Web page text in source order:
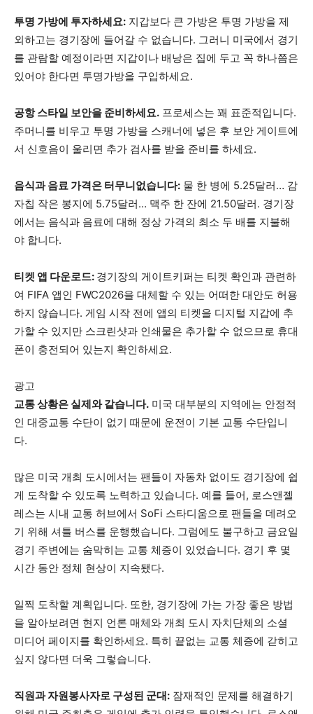
투명 가방에 투자하세요: 지갑보다 큰 가방은 투명 가방을 제
외하고는 경기장에 들어갈 수 없습니다. 그러니 미국에서 경기
를 관람할 예정이라면 지갑이나 배낭은 집에 두고 꼭 하나쯤은
있어야 한다면 투명가방을 구입하세요.
공항 스타일 보안을 준비하세요. 프로세스는 꽤 표준적입니다.
주머니를 비우고 투명 가방을 스캐너에 넣은 후 보안 게이트에
서 신호음이 울리면 추가 검사를 받을 준비를 하세요.
음식과 음료 가격은 터무니없습니다: 물 한 병에 5.25달러… 감
자칩 작은 봉지에 5.75달러… 맥주 한 잔에 21.50달러. 경기장
에서는 음식과 음료에 대해 정상 가격의 최소 두 배를 지불해
야 합니다.
티켓 앱 다운로드: 경기장의 게이트키퍼는 티켓 확인과 관련하
여 FIFA 앱인 FWC2026을 대체할 수 있는 어떠한 대안도 허용
하지 않습니다. 게임 시작 전에 앱의 티켓을 디지털 지갑에 추
가할 수 있지만 스크린샷과 인쇄물은 추가할 수 없으므로 휴대
폰이 충전되어 있는지 확인하세요.
광고
교통 상황은 실제와 같습니다. 미국 대부분의 지역에는 안정적
인 대중교통 수단이 없기 때문에 운전이 기본 교통 수단입니
다.
많은 미국 개최 도시에서는 팬들이 자동차 없이도 경기장에 쉽
게 도착할 수 있도록 노력하고 있습니다. 예를 들어, 로스앤젤
레스는 시내 교통 허브에서 SoFi 스타디움으로 팬들을 데려오
기 위해 셔틀 버스를 운행했습니다. 그럼에도 불구하고 금요일
경기 주변에는 숨막히는 교통 체증이 있었습니다. 경기 후 몇
시간 동안 정체 현상이 지속됐다.
일찍 도착할 계획입니다. 또한, 경기장에 가는 가장 좋은 방법
을 알아보려면 현지 언론 매체와 개최 도시 자치단체의 소셜
미디어 페이지를 확인하세요. 특히 끝없는 교통 체증에 갇히고
싶지 않다면 더욱 그렇습니다.
직원과 자원봉사자로 구성된 군대: 잠재적인 문제를 해결하기